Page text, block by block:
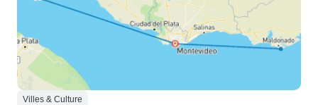
Villes & Culture